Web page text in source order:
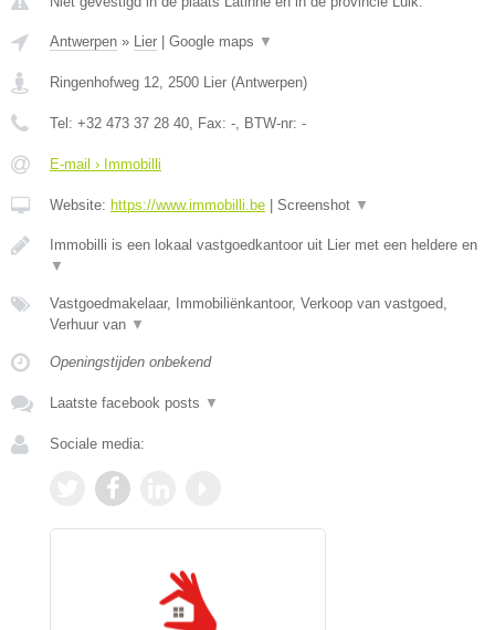
Antwerpen » Lier Google maps ▼
Ringenhofweg 12, 2500 Lier (Antwerpen)
Tel: +32 473 37 28 40, Fax: -, BTW-nr: -
E-mail › Immobilli
Website: https://www.immobilli.be Screenshot ▼
Immobilli is een lokaal vastgoedkantoor uit Lier met een heldere en
▼
Vastgoedmakelaar, Immobiliënkantoor, Verkoop van vastgoed,
Verhuur van ▼
Openingstijden onbekend
Laatste facebook posts ▼
Sociale media: